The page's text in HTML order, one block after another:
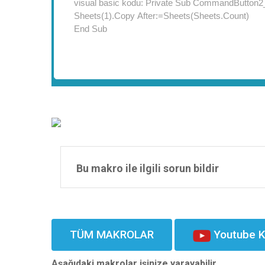
Bu makro ile ilgili sorun bildir
TÜM MAKROLAR Youtube